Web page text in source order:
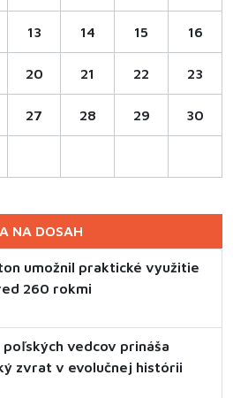
13 14 15 16
20 21 22 23
27 28 29 30
NA DOSAH
umožnil praktické využitie
260 rokmi
vedcov prináša
zvrat v evolučnej histórii